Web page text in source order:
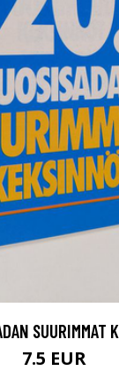
SUURIMMAT
7.5 EUR